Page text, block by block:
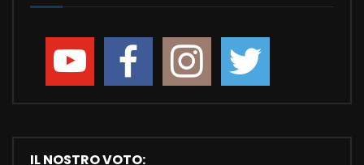
IL NOSTRO VOTO: